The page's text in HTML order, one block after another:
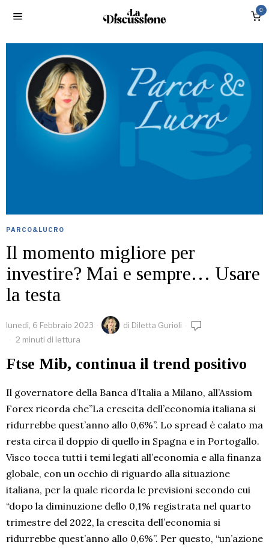
0
PARCO&LUCRO
Il momento migliore per
investire? Mai e sempre… Usare
la testa
lunedì, 6 Febbraio 2023 di Diletta Gurioli
2 minuti di lettura
Ftse Mib, continua il trend positivo
Il governatore della Banca d’Italia a Milano, all’Assiom
Forex ricorda che”La crescita dell’economia italiana si
ridurrebbe quest’anno allo 0,6%”. Lo spread è calato ma
resta circa il doppio di quello in Spagna e in Portogallo.
Visco tocca tutti i temi legati all’economia e alla finanza
globale, con un occhio di riguardo alla situazione
italiana, per la quale ricorda le previsioni secondo cui
“dopo la diminuzione dello 0,1% registrata nel quarto
trimestre del 2022, la crescita dell’economia si
ridurrebbe quest’anno allo 0,6%”. Per questo, “un’azione